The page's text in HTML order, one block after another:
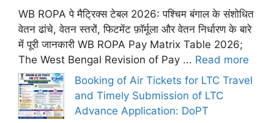
WB ROPA पे मैट्रिक्स टेबल 2026: पश्चिम बंगाल के संशोधित
वेतन ढांचे, वेतन स्तरों, फिटमेंट फ़ॉर्मूला और वेतन निर्धारण के बारे
में पूरी जानकारी WB ROPA Pay Matrix Table 2026;
The West Bengal Revision of Pay ... Read more
Booking of Air Tickets for LTC Travel
and Timely Submission of LTC
Advance Application: DoPT